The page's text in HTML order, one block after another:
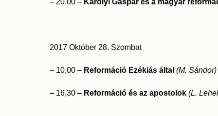
– 20,00 – Károlyi Gáspár és a magyar
2017 Október 28. Szombat
– 10,00 – Reformáció Ezékiás által (M. Sándor)
– 16,30 – Reformáció és az apostolok (L.